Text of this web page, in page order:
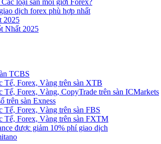
loại sàn môi giới Forex?
dịch forex phù hợp nhất
2025
Nhất 2025
TCBS
Tế, Forex, Vàng trên sàn XTB
Forex, Vàng, CopyTrade trên sàn ICMarkets
trên sàn Exness
Forex, Vàng trên sàn FBS
Tế, Forex, Vàng trên sàn FXTM
được giảm 10% phí giao dịch